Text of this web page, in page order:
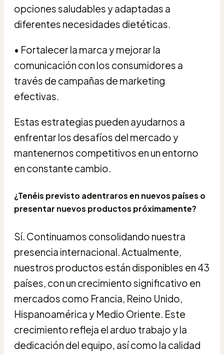
opciones saludables y adaptadas a
diferentes necesidades dietéticas.
• Fortalecer la marca y mejorar la
comunicación con los consumidores a
través de campañas de marketing
efectivas.
Estas estrategias pueden ayudarnos a
enfrentar los desafíos del mercado y
mantenernos competitivos en un entorno
en constante cambio.
¿Tenéis previsto adentraros en nuevos países o
presentar nuevos productos próximamente?
Sí. Continuamos consolidando nuestra
presencia internacional. Actualmente,
nuestros productos están disponibles en 43
países, con un crecimiento significativo en
mercados como Francia, Reino Unido,
Hispanoamérica y Medio Oriente. Este
crecimiento refleja el arduo trabajo y la
dedicación del equipo, así como la calidad